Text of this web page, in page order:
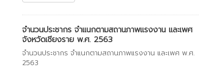
จำนวนประชากร จำแนกตามสถานภาพแรงงาน และเพศ
จังหวัดเชียงราย พ.ศ. 2563
จำนวนประชากร จำแนกตามสถานภาพแรงงาน และเพศ พ.ศ.
2563